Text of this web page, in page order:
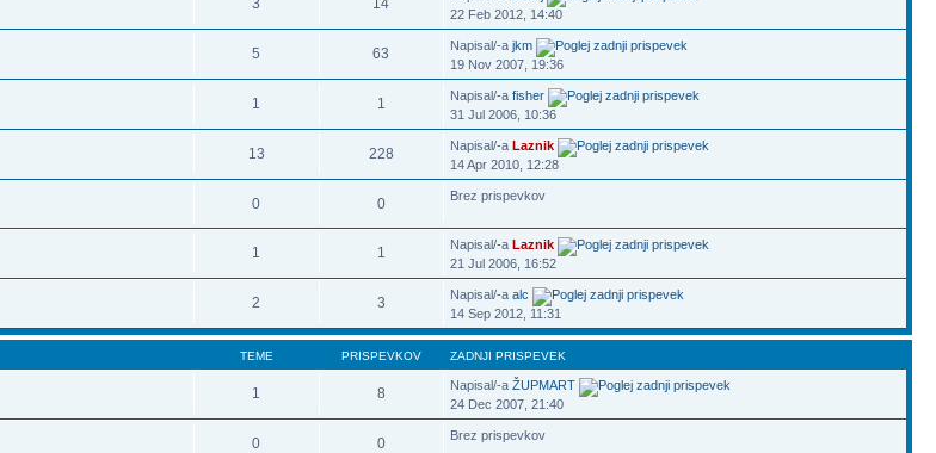
3 14
22 Feb 2012, 14:40
5 63 Napisal/-ajkm
19 Nov 2007, 19:36
1 1 Napisal/-afisher
31 Jul 2006, 10:36
13 228 Napisal/-aLaznik
14 Apr 2010, 12:28
0 0 Brez prispevkov
1 1 Napisal/-aLaznik
21 Jul 2006, 16:52
2 3 Napisal/-aalc
14 Sep 2012, 11:31
TEME PRISPEVKOV ZADNJI PRISPEVEK
1 8 Napisal/-aŽUPMART
24 Dec 2007, 21:40
0 0 Brez prispevkov